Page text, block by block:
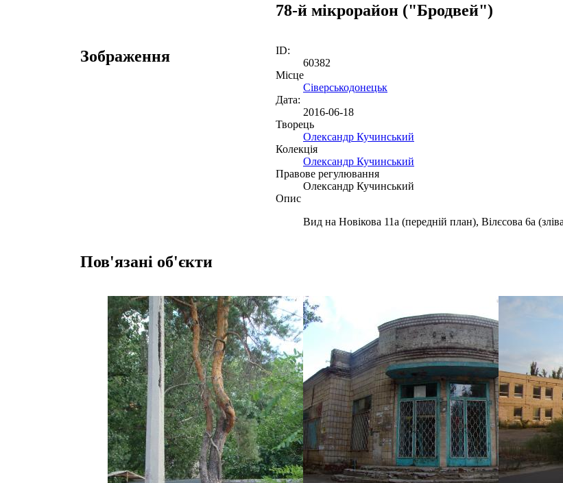
78-й мікрорайон ("Бродвей")
Зображення
ID:
60382
Місце
Сіверськодонецьк
Дата:
2016-06-18
Творець
Олександр Кучинський
Колекція
Олександр Кучинський
Правове регулювання
Олександр Кучинський
Опис
Вид на Новікова 11а (передній план), Вілєсова 6а
Пов'язані об'єкти